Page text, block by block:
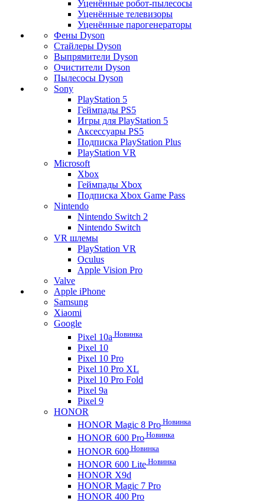
Уценённые робот-пылесосы
Уценённые телевизоры
Уценённые парогенераторы
Фены Dyson
Стайлеры Dyson
Выпрямители Dyson
Очистители Dyson
Пылесосы Dyson
Sony
PlayStation 5
Геймпады PS5
Игры для PlayStation 5
Аксессуары PS5
Подписка PlayStation Plus
PlayStation VR
Microsoft
Xbox
Геймпады Xbox
Подписка Xbox Game Pass
Nintendo
Nintendo Switch 2
Nintendo Switch
VR шлемы
PlayStation VR
Oculus
Apple Vision Pro
Valve
Apple iPhone
Samsung
Xiaomi
Google
Pixel 10a Новинка
Pixel 10
Pixel 10 Pro
Pixel 10 Pro XL
Pixel 10 Pro Fold
Pixel 9a
Pixel 9
HONOR
HONOR Magic 8 Pro Новинка
HONOR 600 Pro Новинка
HONOR 600 Новинка
HONOR 600 Lite Новинка
HONOR X9d
HONOR Magic 7 Pro
HONOR 400 Pro